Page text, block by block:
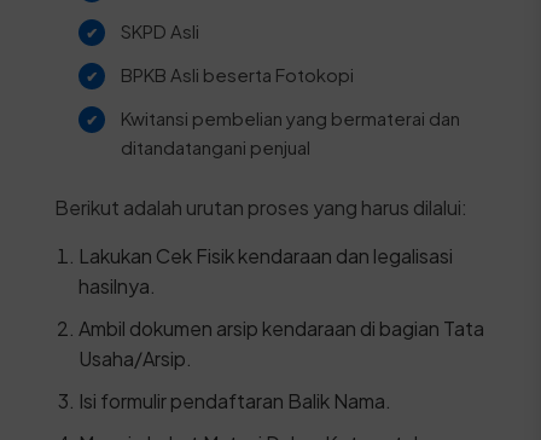
SKPD Asli
BPKB Asli beserta Fotokopi
Kwitansi pembelian yang bermaterai dan
ditandatangani penjual
Berikut adalah urutan proses yang harus dilalui:
Lakukan Cek Fisik kendaraan dan legalisasi
hasilnya.
Ambil dokumen arsip kendaraan di bagian Tata
Usaha/Arsip.
Isi formulir pendaftaran Balik Nama.